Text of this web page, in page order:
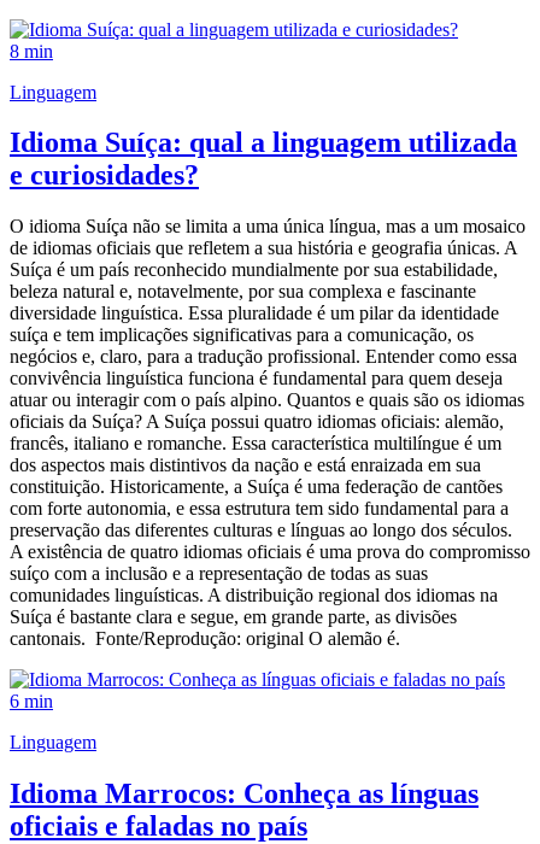
8 min
Linguagem
Idioma Suíça: qual a linguagem utilizada
e curiosidades?
O idioma Suíça não se limita a uma única língua, mas a um mosaico
de idiomas oficiais que refletem a sua história e geografia únicas. A
Suíça é um país reconhecido mundialmente por sua estabilidade,
beleza natural e, notavelmente, por sua complexa e fascinante
diversidade linguística. Essa pluralidade é um pilar da identidade
suíça e tem implicações significativas para a comunicação, os
negócios e, claro, para a tradução profissional. Entender como essa
convivência linguística funciona é fundamental para quem deseja
atuar ou interagir com o país alpino. Quantos e quais são os idiomas
oficiais da Suíça? A Suíça possui quatro idiomas oficiais: alemão,
francês, italiano e romanche. Essa característica multilíngue é um
dos aspectos mais distintivos da nação e está enraizada em sua
constituição. Historicamente, a Suíça é uma federação de cantões
com forte autonomia, e essa estrutura tem sido fundamental para a
preservação das diferentes culturas e línguas ao longo dos séculos.
A existência de quatro idiomas oficiais é uma prova do compromisso
suíço com a inclusão e a representação de todas as suas
comunidades linguísticas. A distribuição regional dos idiomas na
Suíça é bastante clara e segue, em grande parte, as divisões
cantonais. Fonte/Reprodução: original O alemão é.
6 min
Linguagem
Idioma Marrocos: Conheça as línguas
oficiais e faladas no país